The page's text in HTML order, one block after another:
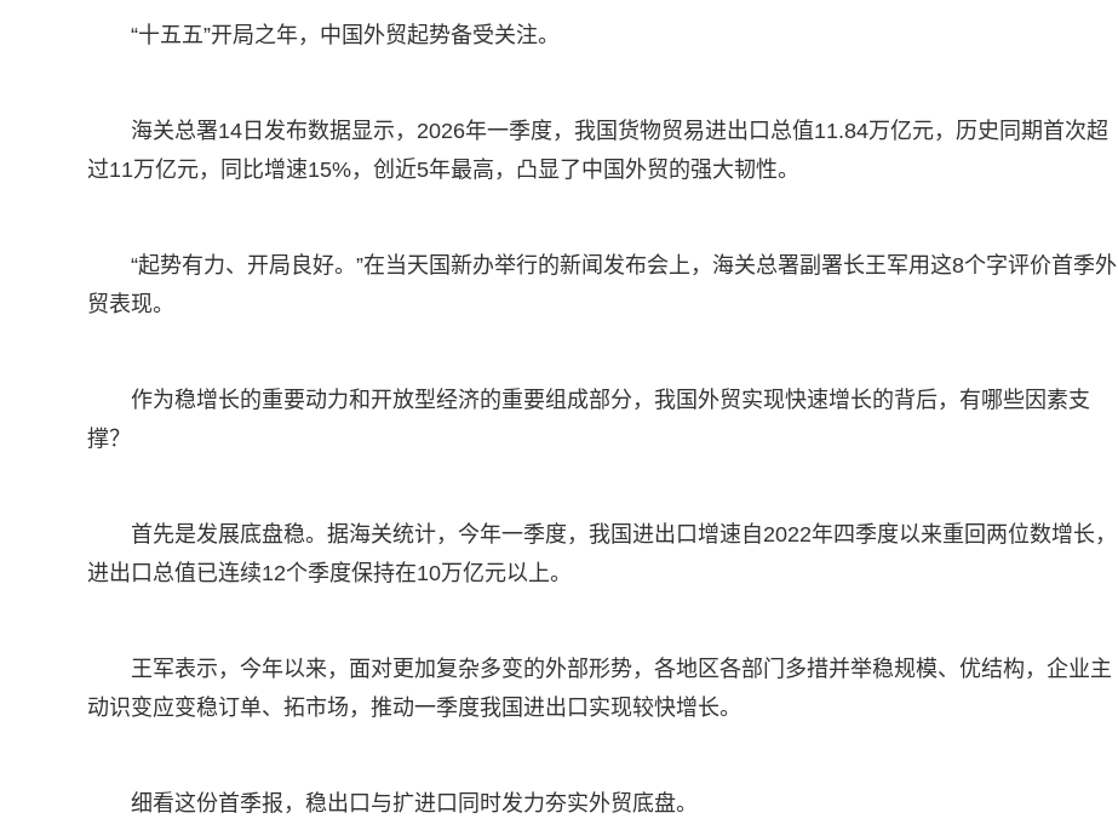
“十五五”开局之年，中国外贸起势备受关注。
海关总署14日发布数据显示，2026年一季度，我国货物贸易进出口总值11.84万亿元，历史同期首次超
过11万亿元，同比增速15%，创近5年最高，凸显了中国外贸的强大韧性。
“起势有力、开局良好。”在当天国新办举行的新闻发布会上，海关总署副署长王军用这8个字评价首季外
贸表现。
作为稳增长的重要动力和开放型经济的重要组成部分，我国外贸实现快速增长的背后，有哪些因素支
撑？
首先是发展底盘稳。据海关统计，今年一季度，我国进出口增速自2022年四季度以来重回两位数增长，
进出口总值已连续12个季度保持在10万亿元以上。
王军表示，今年以来，面对更加复杂多变的外部形势，各地区各部门多措并举稳规模、优结构，企业主
动识变应变稳订单、拓市场，推动一季度我国进出口实现较快增长。
细看这份首季报，稳出口与扩进口同时发力夯实外贸底盘。